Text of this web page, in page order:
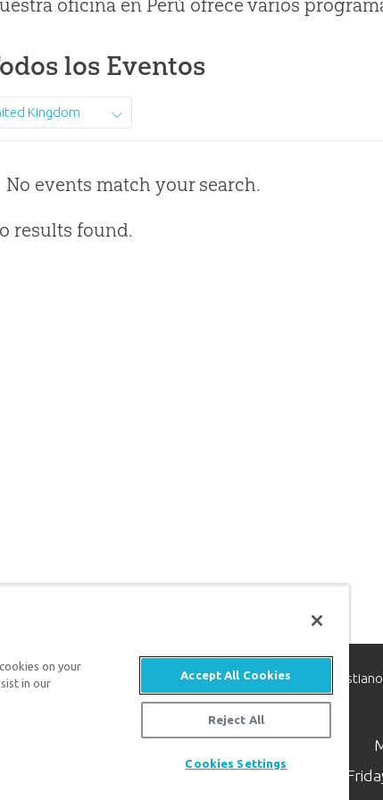
oficina en Perú ofrece varios
los Eventos
Kingdom
No events match your search.
results found.
es un ministerio de apologética, dedicado a ayudar a los
el evangelio de Jesucristo.
Available
on your
in our
Accept All Cookies
Reject All
Cookies Settings